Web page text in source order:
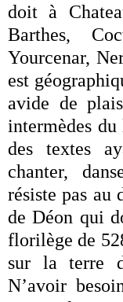
doit à
Barthes,
Yourcenar,
est
avide de
intermèdes
des textes
chanter,
résiste pas au
de Déon qui
florilège de
sur la terre
N’avoir